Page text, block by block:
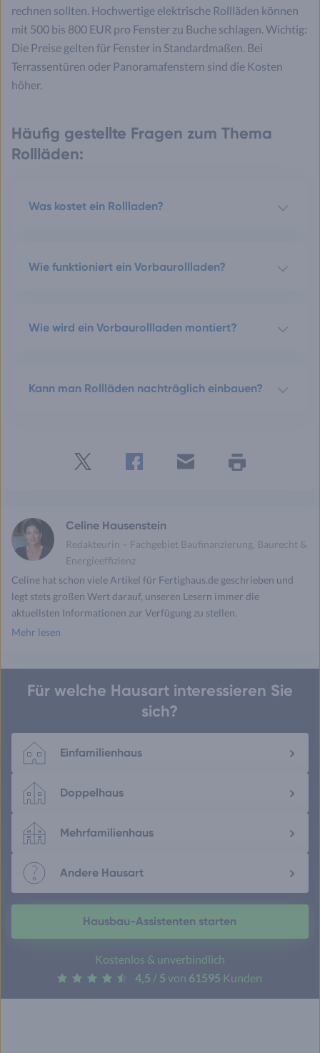
rechnen sollten. Hochwertige elektrische Rollläden können
mit 500 bis 800 EUR pro Fenster zu Buche schlagen. Wichtig:
Die Preise gelten für Fenster in Standardmaßen. Bei
Terrassentüren oder Panoramafenstern sind die Kosten
höher.
Häufig gestellte Fragen zum Thema
Rollläden:
Was kostet ein Rollladen?
Wie funktioniert ein Vorbaurollladen?
Wie wird ein Vorbaurollladen montiert?
Kann man Rollläden nachträglich einbauen?
Celine Hausenstein
Redakteurin – Fachgebiet Baufinanzierung, Baurecht &
Energieeffizienz
Celine hat schon viele Artikel für Fertighaus.de geschrieben und
legt stets großen Wert darauf, unseren Lesern immer die
aktuellsten Informationen zur Verfügung zu stellen.
Mehr lesen
Für welche Hausart interessieren Sie
sich?
Einfamilienhaus
Doppelhaus
Mehrfamilienhaus
Andere Hausart
Hausbau-Assistenten starten
Kostenlos & unverbindlich
4,5 / 5 von 61595 Kunden